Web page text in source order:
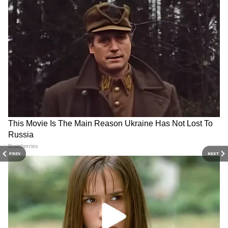
PREV NEXT
Related Articles
উচ্চমাধ্যমিকে প্রথম আদৃতকে ভিডিও কলে শুভেচ্ছা
পরের বছর থেকেই উচ্চমাধ্যমিকে নতুন নিয়ম, কী কী
বদল এল জেনে নিন একাদশের পড়ুয়ারা
ক্যান্সারকে জয় করে উচ্চমাধ্যমিকে দশম
এমনকি, চিকিৎসার জন্য তাঁর পরিবার নিয়ে
মুম্বইয়ের টাটা হাসপাতালে নিয়ে যায় অদ্রিজাকে।
মাসের পর মাস ধরে চলতে থাকে কর্কট রোগের
DOWNLOAD APP
RECOMMENDED STORIES